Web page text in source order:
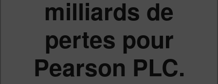
milliards de
pertes pour
Pearson PLC.